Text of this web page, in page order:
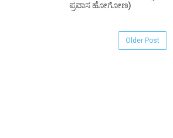
ಪ್ರವಾಸ ಹೋಗೋಣ)
Older Post